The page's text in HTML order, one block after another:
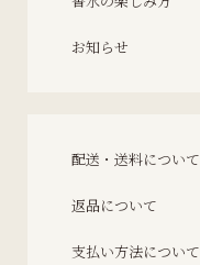
お知らせ
配送・送料について
返品について
支払い方法について